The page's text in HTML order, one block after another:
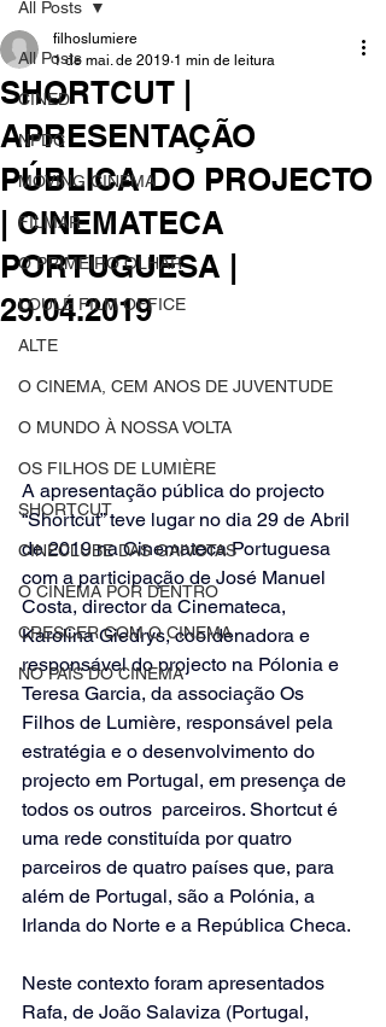
All Posts
CINED
NPDC
MOVING CINEMA
FILMAR
O PRIMEIRO OLHAR
LOULÉ FILM OFFICE
ALTE
O CINEMA, CEM ANOS DE JUVENTUDE
O MUNDO À NOSSA VOLTA
OS FILHOS DE LUMIÈRE
SHORTCUT
CINECLUBE DAS GAIVOTAS
O CINEMA POR DENTRO
CRESCER COM O CINEMA
NO PAÍS DO CINEMA
All Posts
SHORTCUT |
APRESENTAÇÃO
PÚBLICA DO PROJECTO
| CINEMATECA
PORTUGUESA |
29.04.2019
filhoslumiere
1 de mai. de 2019 1 min de leitura
A apresentação pública do projecto
“Shortcut” teve lugar no dia 29 de Abril
de 2019 na Cinemateca Portuguesa
com a participação de José Manuel
Costa, director da Cinemateca,
Karolina Giedrys, coordenadora e
responsável do projecto na Pólonia e
Teresa Garcia, da associação Os
Filhos de Lumière, responsável pela
estratégia e o desenvolvimento do
projecto em Portugal, em presença de
todos os outros  parceiros. Shortcut é
uma rede constituída por quatro
parceiros de quatro países que, para
além de Portugal, são a Polónia, a
Irlanda do Norte e a República Checa.
Neste contexto foram apresentados
Rafa, de João Salaviza (Portugal,